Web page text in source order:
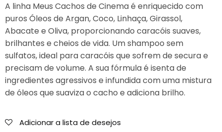
Cinema
Ativador
de
Cachos
500ml
A linha Meus Cachos de Cinema é enriquecido com
puros Óleos de Argan, Coco, Linhaça, Girassol,
Abacate e Oliva, proporcionando caracóis suaves,
brilhantes e cheios de vida. Um shampoo sem
sulfatos, ideal para caracóis que sofrem de secura e
precisam de volume. A sua fórmula é isenta de
ingredientes agressivos e infundida com uma mistura
de óleos que suaviza o cacho e adiciona brilho.
Adicionar a lista de desejos